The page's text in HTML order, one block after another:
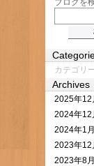
ブログを
カテゴリ
Archives
2025年12
2024年12
2024年1
2023年12
2023年8